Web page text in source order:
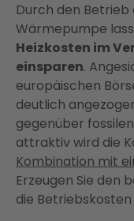
Durch den
Wärmepumpe
Heizkosten im
einsparen.
europäischen
deutlich
gegenüber
attraktiv wird die
Kombination mit
Erzeugen Sie den
die